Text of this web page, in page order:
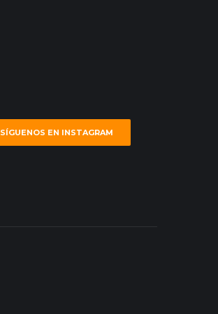
SÍGUENOS EN INSTAGRAM